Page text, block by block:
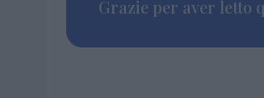
Grazie per aver letto